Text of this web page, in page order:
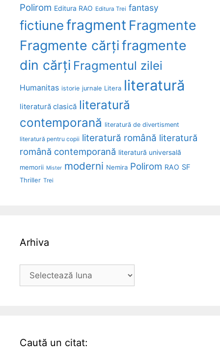
Polirom Editura RAO Editura Trei fantasy
fictiunefragment Fragmente
Fragmente cărțifragmente
din cărți Fragmentul zilei
Humanitas istorie jurnale Litera literatură
literatură clasică literatură
contemporană literatură de divertisment
literatură pentru copii literatură română literatură
română contemporană literatură universală
memorii Mister moderni Nemira Polirom RAO SF
Thriller Trei
Arhiva
Arhiva
Caută un citat: